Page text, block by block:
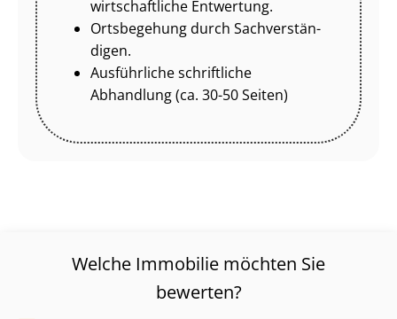
wirtschaftliche Entwertung.
Ortsbegehung durch Sach­ver­stän­
di­gen.
Ausführliche schriftliche
Abhandlung (ca. 30-50 Seiten)
Welche Immobilie möchten Sie
bewerten?